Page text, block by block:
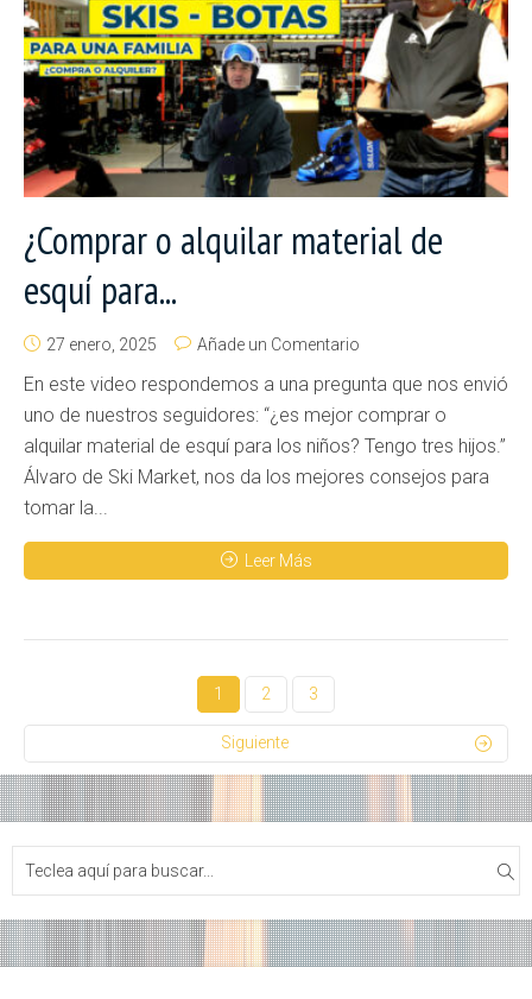
¿Comprar o alquilar material de
esquí para...
27 enero, 2025 Añade un Comentario
En este video respondemos a una pregunta que nos envió
uno de nuestros seguidores: “¿es mejor comprar o
alquilar material de esquí para los niños? Tengo tres hijos.”
Álvaro de Ski Market, nos da los mejores consejos para
tomar la...
Leer Más
1 2 3
Siguiente